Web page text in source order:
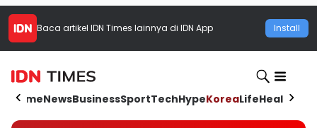
Baca artikel IDN Times lainnya di IDN App Install
HomeNewsBusinessSportTechHypeKoreaLifeHealth